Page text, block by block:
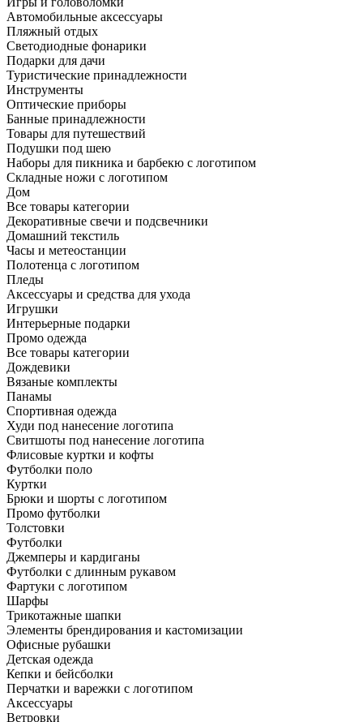
Автомобильные аксессуары
Пляжный отдых
Светодиодные фонарики
Подарки для дачи
Туристические принадлежности
Инструменты
Оптические приборы
Банные принадлежности
Товары для путешествий
Подушки под шею
Наборы для пикника и барбекю с логотипом
Складные ножи с логотипом
Дом
Все товары категории
Декоративные свечи и подсвечники
Домашний текстиль
Часы и метеостанции
Полотенца с логотипом
Пледы
Аксессуары и средства для ухода
Игрушки
Интерьерные подарки
Промо одежда
Все товары категории
Дождевики
Вязаные комплекты
Панамы
Спортивная одежда
Худи под нанесение логотипа
Свитшоты под нанесение логотипа
Флисовые куртки и кофты
Футболки поло
Куртки
Брюки и шорты с логотипом
Промо футболки
Толстовки
Футболки
Джемперы и кардиганы
Футболки с длинным рукавом
Фартуки с логотипом
Шарфы
Трикотажные шапки
Элементы брендирования и кастомизации
Офисные рубашки
Детская одежда
Кепки и бейсболки
Перчатки и варежки с логотипом
Аксессуары
Ветровки